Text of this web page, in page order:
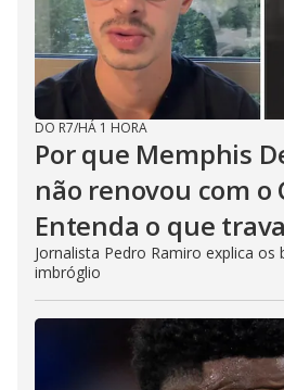
DO R7/HÁ 1 HORA
Por que Memphis
não renovou com o
Entenda o que
Jornalista Pedro Ramiro explica os
imbróglio